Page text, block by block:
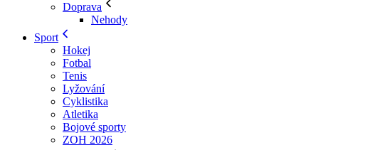
Doprava
Nehody
Sport
Hokej
Fotbal
Tenis
Lyžování
Cyklistika
Atletika
Bojové sporty
ZOH 2026